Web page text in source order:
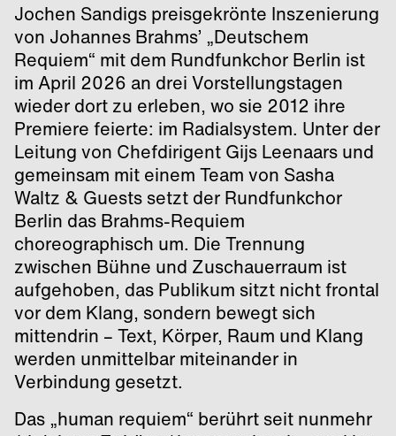
Jochen Sandigs preisgekrönte Inszenierung
von Johannes Brahms’ „Deutschem
Requiem“ mit dem Rundfunkchor Berlin ist
im April 2026 an drei Vorstellungstagen
wieder dort zu erleben, wo sie 2012 ihre
Premiere feierte: im Radialsystem. Unter der
Leitung von Chefdirigent Gijs Leenaars und
gemeinsam mit einem Team von Sasha
Waltz & Guests setzt der Rundfunkchor
Berlin das Brahms-Requiem
choreographisch um. Die Trennung
zwischen Bühne und Zuschauerraum ist
aufgehoben, das Publikum sitzt nicht frontal
vor dem Klang, sondern bewegt sich
mittendrin – Text, Körper, Raum und Klang
werden unmittelbar miteinander in
Verbindung gesetzt.
Das „human requiem“ berührt seit nunmehr